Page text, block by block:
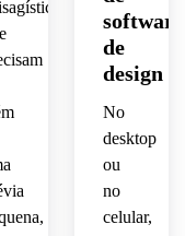
transmitem
sensação
de
pintura
paisagística
IA.
reflexos
precisos
transmite
paleta
delicada
rosa
verde,
natural
software
de
design
No
desktop
ou
no
celular,